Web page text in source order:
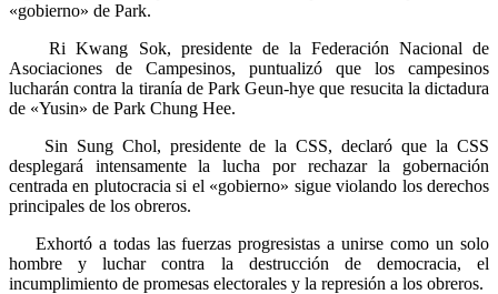
«gobierno» de Park.
Ri Kwang Sok, presidente de la Federación Nacional de
Asociaciones de Campesinos, puntualizó que los campesinos
lucharán contra la tiranía de Park Geun-hye que resucita la dictadura
de «Yusin» de Park Chung Hee.
Sin Sung Chol, presidente de la CSS, declaró que la CSS
desplegará intensamente la lucha por rechazar la gobernación
centrada en plutocracia si el «gobierno» sigue violando los derechos
principales de los obreros.
Exhortó a todas las fuerzas progresistas a unirse como un solo
hombre y luchar contra la destrucción de democracia, el
incumplimiento de promesas electorales y la represión a los obreros.